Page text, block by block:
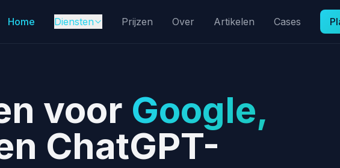
Home Diensten Prijzen Over Artikelen Cases
voor Google,
ChatGPT-